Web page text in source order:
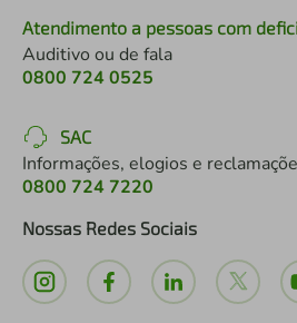
Atendimento a pessoas com
Auditivo ou de fala
0800 724 0525
SAC
Informações, elogios e
0800 724 7220
Nossas Redes Sociais